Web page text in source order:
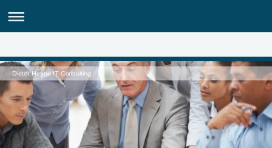
Dieter Heyne IT-Consulting